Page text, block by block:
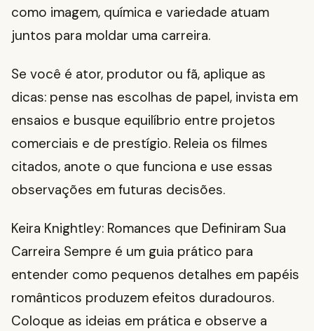
como imagem, química e variedade atuam
juntos para moldar uma carreira.
Se você é ator, produtor ou fã, aplique as
dicas: pense nas escolhas de papel, invista em
ensaios e busque equilíbrio entre projetos
comerciais e de prestígio. Releia os filmes
citados, anote o que funciona e use essas
observações em futuras decisões.
Keira Knightley: Romances que Definiram Sua
Carreira Sempre é um guia prático para
entender como pequenos detalhes em papéis
românticos produzem efeitos duradouros.
Coloque as ideias em prática e observe a